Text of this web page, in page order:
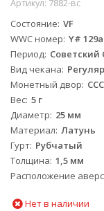
Артикул: 7882-вс
Состояние VF
WWC номер Y# 129a
Период Советский
Вид чекана
Монетный двор
Вес 5 г
Диаметр 25 мм
Материал Латунь
Гурт Рубчатый
Толщина 1,5 мм
Расположение
Нет в наличии